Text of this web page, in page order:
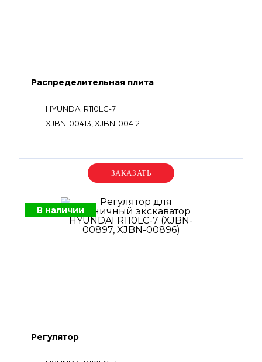
Распределительная плита
HYUNDAI R110LC-7
XJBN-00413, XJBN-00412
Уточняйте цену
В наличии
Регулятор